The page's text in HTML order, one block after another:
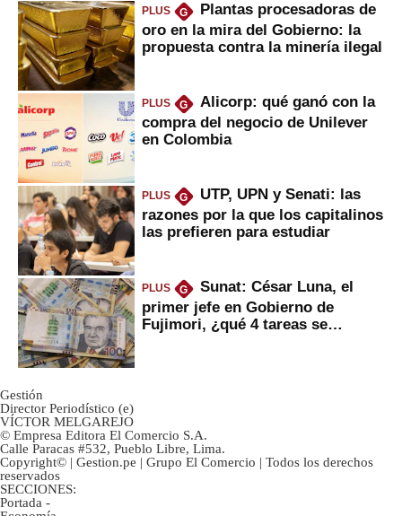
PLUS G
Plantas procesadoras de
oro en la mira del Gobierno: la
propuesta contra la minería ilegal
PLUS G
Alicorp: qué ganó con la
compra del negocio de Unilever
en Colombia
PLUS G
UTP, UPN y Senati: las
razones por la que los capitalinos
las prefieren para estudiar
PLUS G
Sunat: César Luna, el
primer jefe en Gobierno de
Fujimori, ¿qué 4 tareas se
Gestión
Director Periodístico (e)
VÍCTOR MELGAREJO
© Empresa Editora El Comercio S.A.
Calle Paracas #532, Pueblo Libre, Lima.
Copyright© | Gestion.pe | Grupo El Comercio | Todos los derechos
reservados
SECCIONES:
Portada -